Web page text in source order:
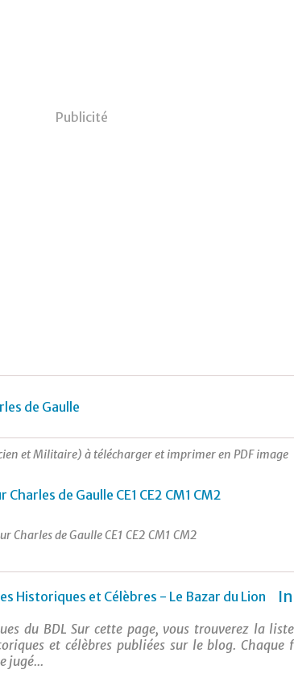
Publicité
de Gaulle
et Militaire) à télécharger et imprimer en PDF image
Charles de Gaulle CE1 CE2 CM1 CM2
du BDL Sur cette page, vous trouverez la
et célèbres publiées sur le blog. Chaque
jugé...